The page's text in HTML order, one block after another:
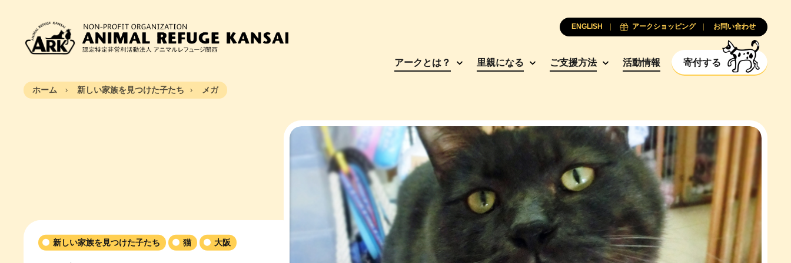
アークとは？ 里親になる ご支援方法 活動情報 寄付する
ENGLISH アークショッピング お問い合わせ
ホーム 新しい家族を見つけた子たち メガ
新しい家族を見つけた子たち 猫 大阪